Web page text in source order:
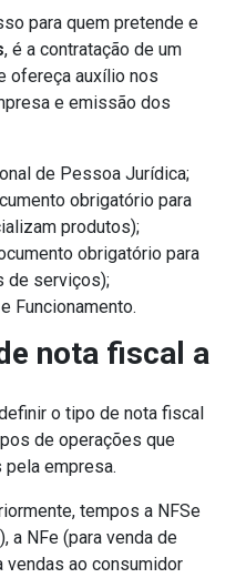
para quem pretende e
, é a contratação de um
ofereça auxílio nos
e emissão dos
de Pessoa Jurídica;
obrigatório para
produtos);
obrigatório para
de serviços);
Funcionamento.
nota fiscal a
o tipo de nota fiscal
de operações que
empresa.
tempos a NFSe
a NFe (para venda de
vendas ao consumidor